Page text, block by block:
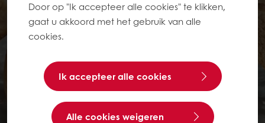
Door op "Ik accepteer alle cookies" te klikken,
gaat u akkoord met het gebruik van alle
cookies.
Ik accepteer alle cookies
Alle cookies weigeren